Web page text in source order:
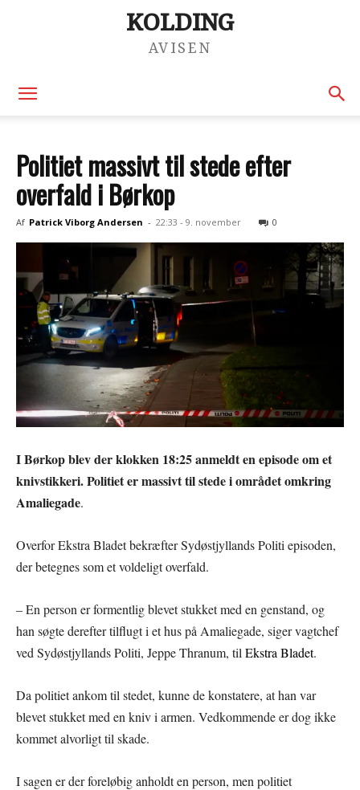
KOLDING
AVISEN
Politiet massivt til stede efter
overfald i Børkop
Af Patrick Viborg Andersen - 22:33 - 9. november 0
I Børkop blev der klokken 18:25 anmeldt en episode om et
knivstikkeri. Politiet er massivt til stede i området omkring
Amaliegade.
Overfor Ekstra Bladet bekræfter Sydøstjyllands Politi episoden,
der betegnes som et voldeligt overfald.
– En person er formentlig blevet stukket med en genstand, og
han søgte derefter tilflugt i et hus på Amaliegade, siger vagtchef
ved Sydøstjyllands Politi, Jeppe Thranum, til Ekstra Bladet.
Da politiet ankom til stedet, kunne de konstatere, at han var
blevet stukket med en kniv i armen. Vedkommende er dog ikke
kommet alvorligt til skade.
I sagen er der foreløbig anholdt en person, men politiet